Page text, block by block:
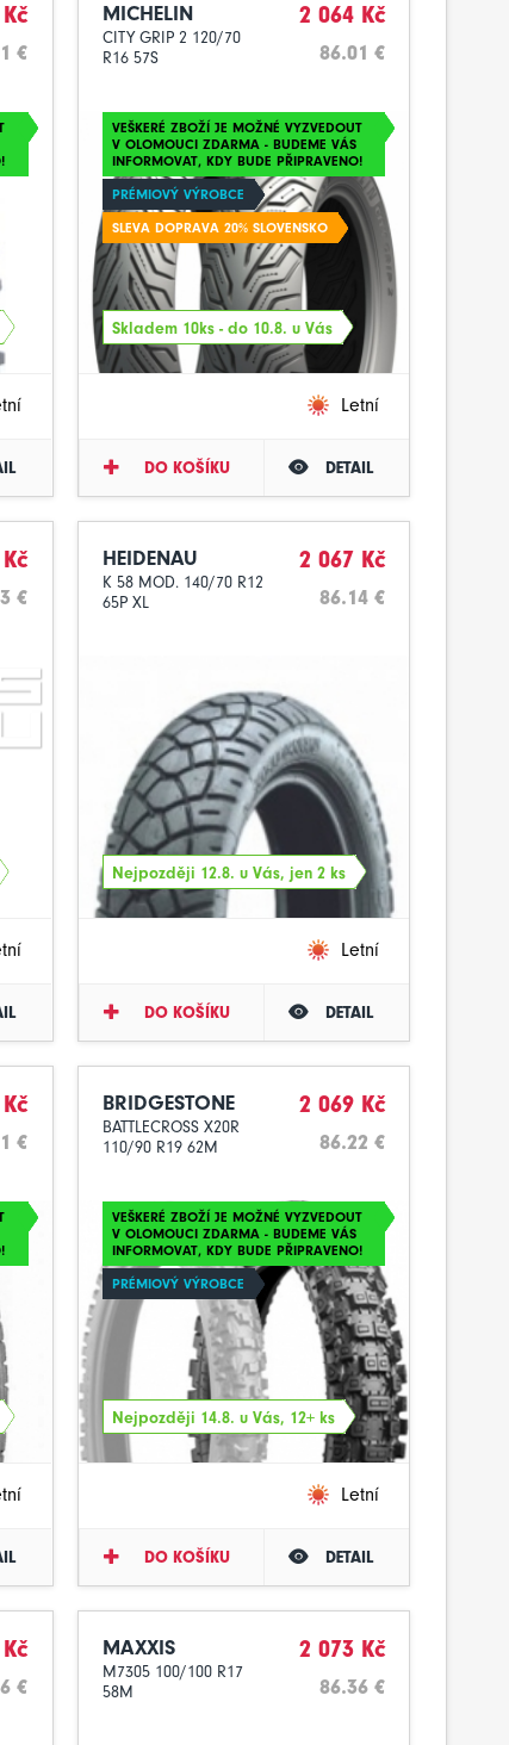
€
MICHELIN
CITY GRIP 2 120/70
R16 57S
2 064 Kč
86.01 €
VEŠKERÉ ZBOŽÍ JE MOŽNÉ VYZVEDOUT
V OLOMOUCI ZDARMA - BUDEME VÁS
INFORMOVAT, KDY BUDE PŘIPRAVENO!
PRÉMIOVÝ VÝROBCE
SLEVA DOPRAVA 20% SLOVENSKO
Skladem 10ks - do 10.8. u Vás
Letní
DO KOŠÍKU DETAIL
€
HEIDENAU
K 58 MOD. 140/70 R12
65P XL
2 067 Kč
86.14 €
Nejpozději 12.8. u Vás, jen 2 ks
Letní
DO KOŠÍKU DETAIL
€
BRIDGESTONE
BATTLECROSS X20R
110/90 R19 62M
2 069 Kč
86.22 €
VEŠKERÉ ZBOŽÍ JE MOŽNÉ VYZVEDOUT
V OLOMOUCI ZDARMA - BUDEME VÁS
INFORMOVAT, KDY BUDE PŘIPRAVENO!
PRÉMIOVÝ VÝROBCE
Nejpozději 14.8. u Vás, 12+ ks
Letní
DO KOŠÍKU DETAIL
€
MAXXIS
M7305 100/100 R17
58M
2 073 Kč
86.36 €